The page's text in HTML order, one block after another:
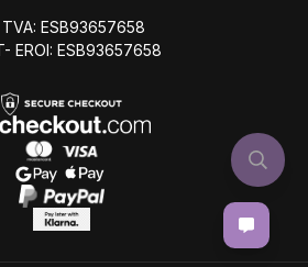
ESB93657658
EROI: ESB93657658